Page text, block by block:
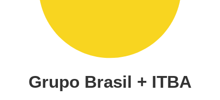
Grupo Brasil + ITBA